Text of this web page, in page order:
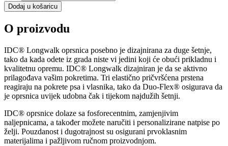
78,99 €
K9®
IDC®
-
Crna
količina
Dodaj u košaricu
O proizvodu
IDC® Longwalk oprsnica posebno je dizajnirana za duge šetnje,
tako da kada odete iz grada niste vi jedini koji će obući prikladnu i
kvalitetnu opremu. IDC® Longwalk dizajniran je da se aktivno
prilagođava vašim pokretima. Tri elastično pričvršćena prstena
reagiraju na pokrete psa i vlasnika, tako da Duo-Flex® osigurava da
je oprsnica uvijek udobna čak i tijekom najdužih šetnji.
IDC® oprsnice dolaze sa fosforecentnim, zamjenjivim
naljepnicama, a također možete naručiti i personalizirane natpise po
želji. Pouzdanost i dugotrajnost su osigurani prvoklasnim
materijalima i pažljivom ručnom proizvodnjom.